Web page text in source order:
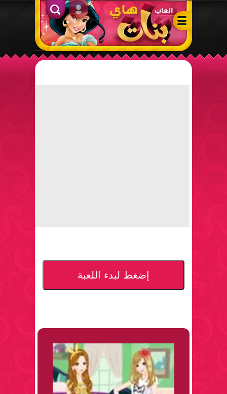
ألعاب بنات هاي – أفضل ألعاب تلبيس، مكياج، طبخ وأنشطة ممتعة
الدخول
إضغط لبدء اللعبة